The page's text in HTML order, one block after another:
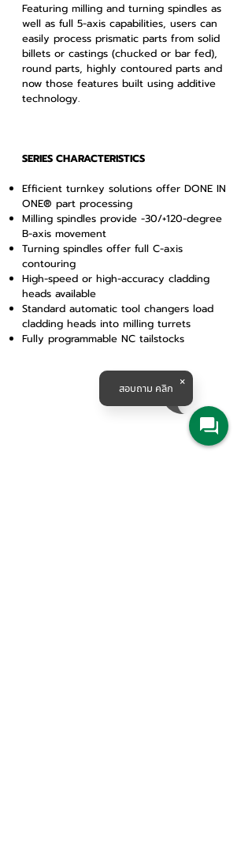
Featuring milling and turning spindles as
well as full 5-axis capabilities, users can
easily process prismatic parts from solid
billets or castings (chucked or bar fed),
round parts, highly contoured parts and
now those features built using additive
technology.
SERIES CHARACTERISTICS
Efficient turnkey solutions offer DONE IN
ONE® part processing
Milling spindles provide -30/+120-degree
B-axis movement
Turning spindles offer full C-axis
contouring
High-speed or high-accuracy cladding
heads available
Standard automatic tool changers load
cladding heads into milling turrets
Fully programmable NC tailstocks
สอบถาม คลิก